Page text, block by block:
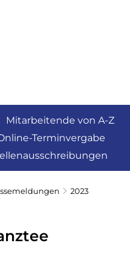
Mitarbeitende von A-Z
Terminvergabe
2023